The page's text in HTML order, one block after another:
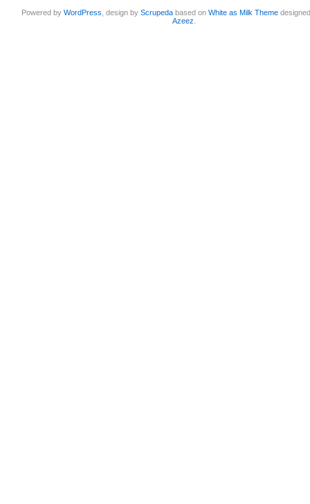
Powered byWordPress , design byScrupeda based onWhite as Milk Theme
Azeez